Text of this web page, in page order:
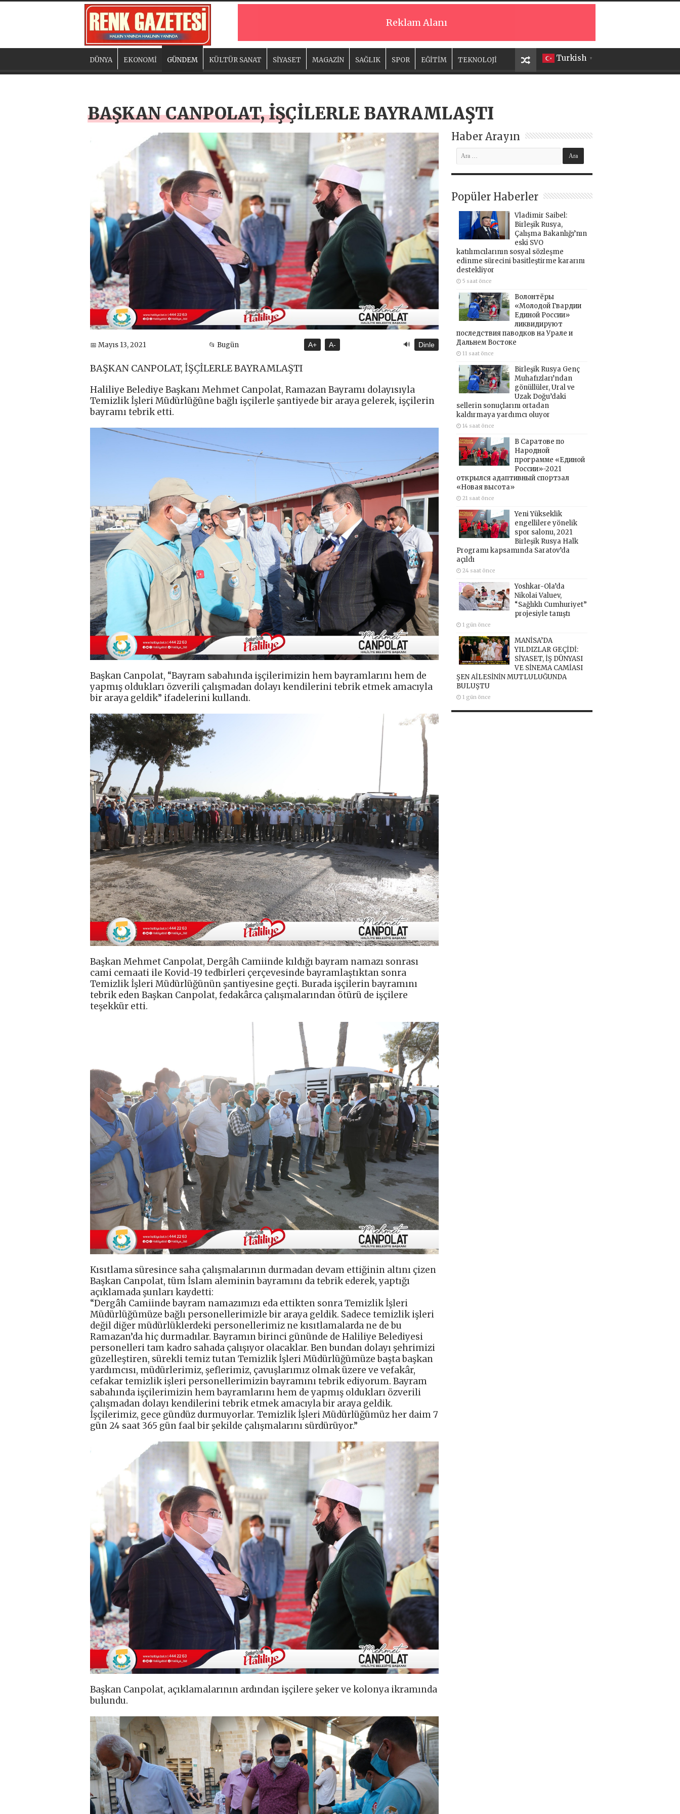
Reklam Alanı
Turkish ▼
DÜNYA EKONOMİ GÜNDEM KÜLTÜR SANAT SİYASET MAGAZİN SAĞLIK SPOR EĞİTİM TEKNOLOJİ
BAŞKAN CANPOLAT, İŞÇİLERLE BAYRAMLAŞTI
📅 Mayıs 13, 2021 📂 Bugün A+ A- 🔊 Dinle
BAŞKAN CANPOLAT, İŞÇİLERLE BAYRAMLAŞTI
Haliliye Belediye Başkanı Mehmet Canpolat, Ramazan Bayramı dolayısıyla
Temizlik İşleri Müdürlüğüne bağlı işçilerle şantiyede bir araya gelerek, işçilerin
bayramı tebrik etti.
Başkan Canpolat, “Bayram sabahında işçilerimizin hem bayramlarını hem de
yapmış oldukları özverili çalışmadan dolayı kendilerini tebrik etmek amacıyla
bir araya geldik” ifadelerini kullandı.
Başkan Mehmet Canpolat, Dergâh Camiinde kıldığı bayram namazı sonrası
cami cemaati ile Kovid-19 tedbirleri çerçevesinde bayramlaştıktan sonra
Temizlik İşleri Müdürlüğünün şantiyesine geçti. Burada işçilerin bayramını
tebrik eden Başkan Canpolat, fedakârca çalışmalarından ötürü de işçilere
teşekkür etti.
Kısıtlama süresince saha çalışmalarının durmadan devam ettiğinin altını çizen
Başkan Canpolat, tüm İslam aleminin bayramını da tebrik ederek, yaptığı
açıklamada şunları kaydetti:
“Dergâh Camiinde bayram namazımızı eda ettikten sonra Temizlik İşleri
Müdürlüğümüze bağlı personellerimizle bir araya geldik. Sadece temizlik işleri
değil diğer müdürlüklerdeki personellerimiz ne kısıtlamalarda ne de bu
Ramazan’da hiç durmadılar. Bayramın birinci gününde de Haliliye Belediyesi
personelleri tam kadro sahada çalışıyor olacaklar. Ben bundan dolayı şehrimizi
güzelleştiren, sürekli temiz tutan Temizlik İşleri Müdürlüğümüze başta başkan
yardımcısı, müdürlerimiz, şeflerimiz, çavuşlarımız olmak üzere ve vefakâr,
cefakar temizlik işleri personellerimizin bayramını tebrik ediyorum. Bayram
sabahında işçilerimizin hem bayramlarını hem de yapmış oldukları özverili
çalışmadan dolayı kendilerini tebrik etmek amacıyla bir araya geldik.
İşçilerimiz, gece gündüz durmuyorlar. Temizlik İşleri Müdürlüğümüz her daim 7
gün 24 saat 365 gün faal bir şekilde çalışmalarını sürdürüyor.”
Başkan Canpolat, açıklamalarının ardından işçilere şeker ve kolonya ikramında
bulundu.
Haber Arayın
Popüler Haberler
Vladimir Saibel:
Birleşik Rusya,
Çalışma Bakanlığı’nın
eski SVO
katılımcılarının sosyal sözleşme
edinme sürecini basitleştirme kararını
destekliyor
5 saat önce
Волонтёры
«Молодой Гвардии
Единой России»
ликвидируют
последствия паводков на Урале и
Дальнем Востоке
11 saat önce
Birleşik Rusya Genç
Muhafızları’ndan
gönüllüler, Ural ve
Uzak Doğu’daki
sellerin sonuçlarını ortadan
kaldırmaya yardımcı oluyor
14 saat önce
В Саратове по
Народной
программе «Единой
России»-2021
открылся адаптивный спортзал
«Новая высота»
21 saat önce
Yeni Yükseklik
engellilere yönelik
spor salonu, 2021
Birleşik Rusya Halk
Programı kapsamında Saratov’da
açıldı
24 saat önce
Yoshkar-Ola’da
Nikolai Valuev,
“Sağlıklı Cumhuriyet”
projesiyle tanıştı
1 gün önce
MANİSA’DA
YILDIZLAR GEÇİDİ:
SİYASET, İŞ DÜNYASI
VE SİNEMA CAMİASI
ŞEN AİLESİNİN MUTLULUĞUNDA
BULUŞTU
1 gün önce